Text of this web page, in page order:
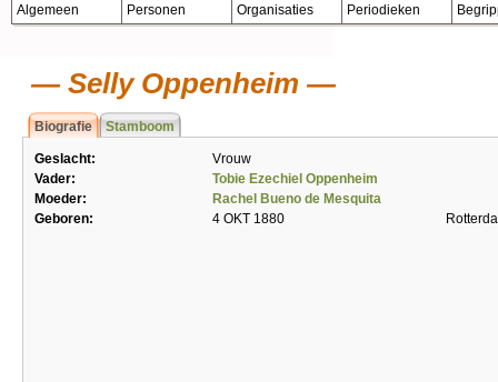
Algemeen Personen Organisaties Periodieken
Selly Oppenheim
Biografie Stamboom
Geslacht:
Vrouw
Vader:
Tobie Ezechiel Oppenheim
Moeder:
Rachel Bueno de Mesquita
Geboren:
4 OKT 1880